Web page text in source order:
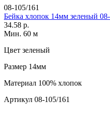
08-105/161
Бейка хлопок 14мм зеленый
34.58 р.
Мин. 60 м
Цвет зеленый
Размер 14мм
Материал 100% хлопок
Артикул 08-105/161